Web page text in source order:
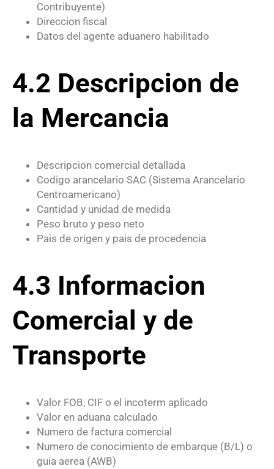
Contribuyente)
Direccion fiscal
Datos del agente aduanero habilitado
4.2 Descripcion de
la Mercancia
Descripcion comercial detallada
Codigo arancelario SAC (Sistema Arancelario
Centroamericano)
Cantidad y unidad de medida
Peso bruto y peso neto
Pais de origen y pais de procedencia
4.3 Informacion
Comercial y de
Transporte
Valor FOB, CIF o el incoterm aplicado
Valor en aduana calculado
Numero de factura comercial
Numero de conocimiento de embarque (B/L) o
guia aerea (AWB)